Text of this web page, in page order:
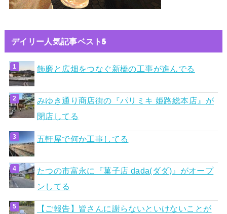
デイリー人気記事ベスト5
飾磨と広畑をつなぐ新橋の工事が進んでる
みゆき通り商店街の『パリミキ 姫路総本店』が
閉店してる
五軒屋で何か工事してる
たつの市富永に『菓子店 dada(ダダ)』がオープ
ンしてる
【ご報告】皆さんに謝らないといけないことが